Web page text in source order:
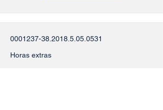
0001237-38.2018.5.05 .0531
Horas extras